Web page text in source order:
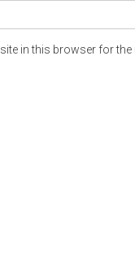
in this browser for the